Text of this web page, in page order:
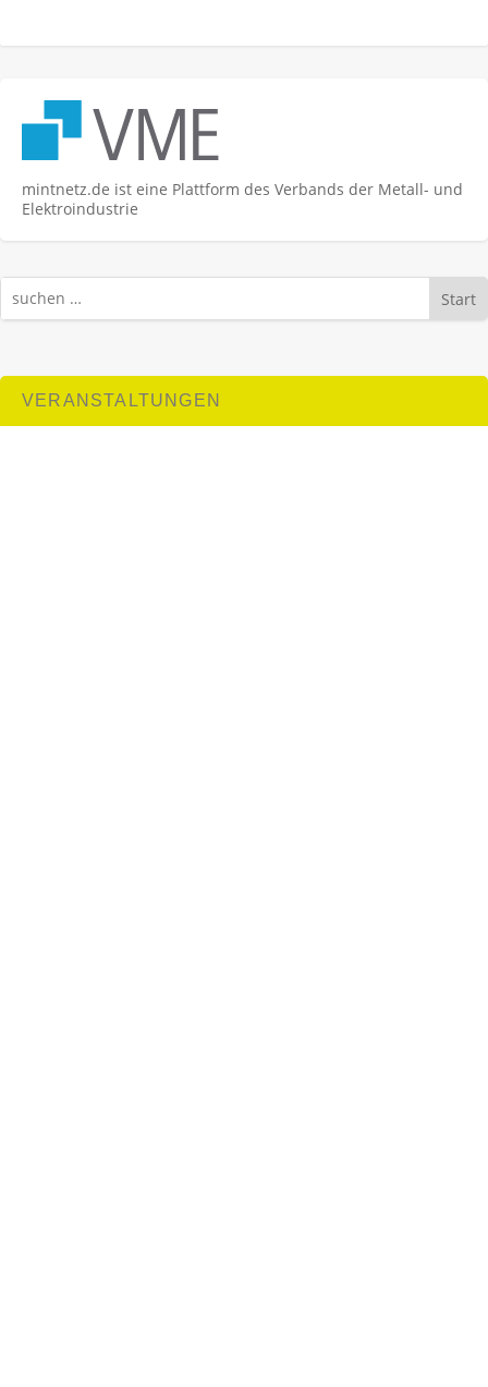
mintnetz.de ist eine Plattform des Verbands der Metall- und
Elektroindustrie
Start
VERANSTALTUNGEN